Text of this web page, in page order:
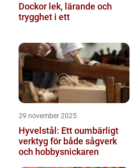
Dockor lek, lärande och
trygghet i ett
29 november 2025
Hyvelstål: Ett oumbärligt
verktyg för både sågverk
och hobbysnickaren